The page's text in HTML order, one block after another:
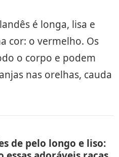
é longa, lisa e
cor: o vermelho. Os
o corpo e podem
nas orelhas, cauda
de pelo longo e liso: